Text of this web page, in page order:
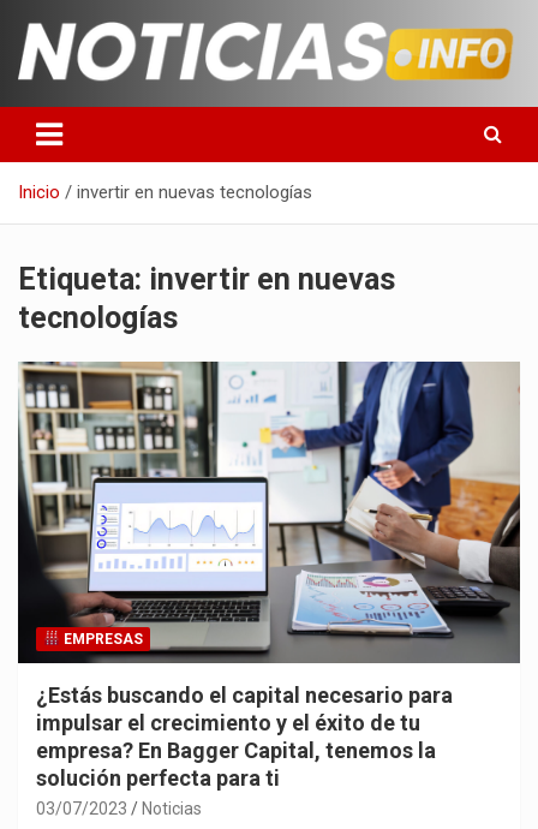
contenido
Noticias en español
Inicio invertir en nuevas tecnologías
Etiqueta: invertir en nuevas
tecnologías
EMPRESAS
¿Estás buscando el capital necesario para
impulsar el crecimiento y el éxito de tu
empresa? En Bagger Capital, tenemos la
solución perfecta para ti
03/07/2023 Noticias